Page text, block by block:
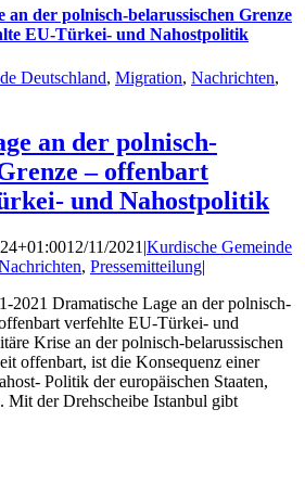
an der polnisch-belarussischen Grenze
EU-Türkei- und Nahostpolitik
Deutschland, Migration, Nachrichten,
an der polnisch-
– offenbart
und Nahostpolitik
12/11/2021 |Kurdische Gemeinde
, Pressemitteilung|
2021 Dramatische Lage an der polnisch-
verfehlte EU-Türkei- und
Krise an der polnisch-belarussischen
offenbart, ist die Konsequenz einer
Politik der europäischen Staaten,
Mit der Drehscheibe Istanbul gibt